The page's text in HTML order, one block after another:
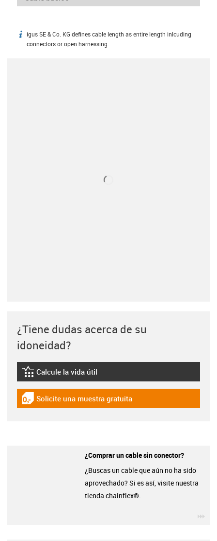
igus-icon-info
igus SE & Co. KG defines cable length as entire length inlcuding
connectors or open harnessing.
¿Tiene dudas acerca de su
idoneidad?
igus-icon-lebensdauerrechner
Calcule la vida útil
igus-icon-gratismuster
Solicite una muestra gratuita
¿Comprar un cable sin conector?
¿Buscas un cable que aún no ha sido
aprovechado? Si es así, visite nuestra
tienda chainflex®.